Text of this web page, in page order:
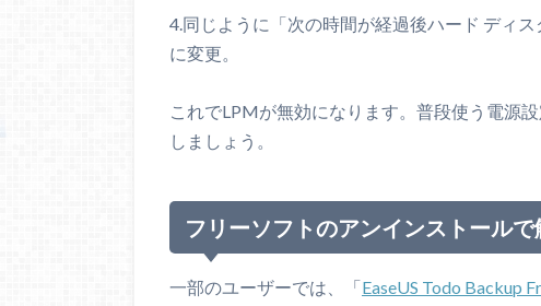
4.同じように「次の時間が経過後ハード ディ
に変更。
これでLPMが無効になります。普段使う電源
しましょう。
フリーソフトのアンインストール
一部のユーザーでは、「EaseUS Todo Backup